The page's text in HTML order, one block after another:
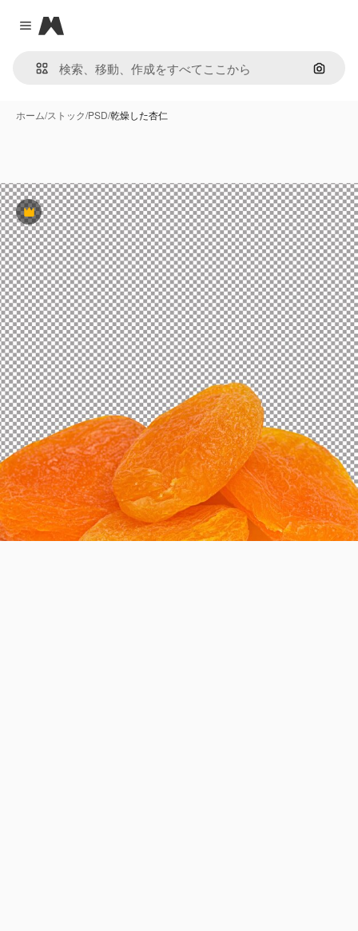
Close menu
Magnific
画像で
ホーム/ストック/PSD/乾燥した杏仁
Premium